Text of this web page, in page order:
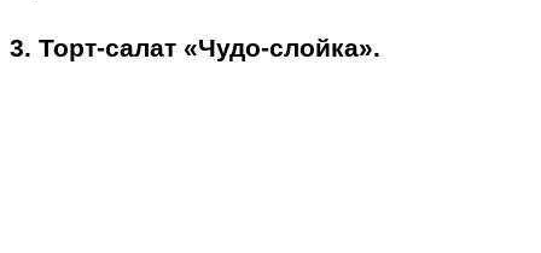
3. Торт-салат «Чудо-слойка».